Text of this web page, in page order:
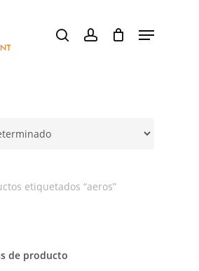
search account Menu
etiquetados “aeros”
de producto